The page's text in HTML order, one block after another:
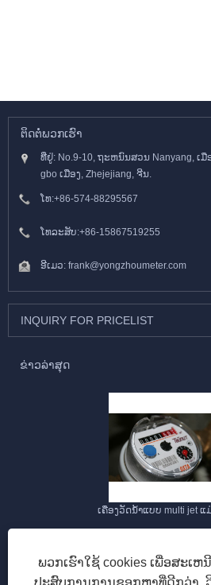
ຕິດ​ຕໍ່​ພວກ​ເຮົາ
ທີ່ຢູ່: No.9-10, ຖະຫນົນສວນ Nanyang, ເມື
gbo ເມືອງ, Zhejejiang, ຈີນ.
ໂທ:+86-574-88295567
ໂທລະສັບ:+86-15867519255
ອີເມວ: frank@yongzhoumeter.com
INQUIRY FOR PRICELIST
ຂ່າວ​ລ່າ​ສຸດ
ເຄື່ອງວັດນ້ຳແບບ multi jet
ເຄື່ອງວັດແທກນໍ້າຫຼາຍເຈດ ເປັນເຄື່ອງວັດແທກ
ການໄຫຼຂອງນໍ້າຜ່ານທໍ່. ມັນຖືກເອີ້ນວ່າ "multi-
ນ້ໍາຫຼາຍຫຼືສາຍນ້ໍາເພື່ອວັດແທກອັດຕາການໄຫຼ
ພວກເຮົາໃຊ້ cookies ເພື່ອສະເ
ປະສົບການການຊອກຫາທີ່ດີກວ່າ,